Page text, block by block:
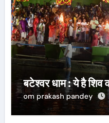
बटेश्वर धाम : ये है शिव
om prakash pandey